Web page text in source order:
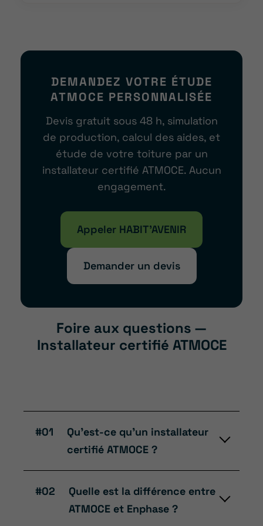
DEMANDEZ VOTRE ÉTUDE
ATMOCE PERSONNALISÉE
Devis gratuit sous 48 h, simulation
de production, calcul des aides, et
étude de votre toiture par un
installateur certifié ATMOCE. Aucun
engagement.
Appeler HABIT’AVENIR
Demander un devis
Foire aux questions —
Installateur certifié ATMOCE
#01
Qu’est-ce qu’un installateur
certifié ATMOCE ?
un professionnel ou une entreprise
reconnue par ATMOCE pour la pose
#02
Quelle est la différence entre
ATMOCE et Enphase ?